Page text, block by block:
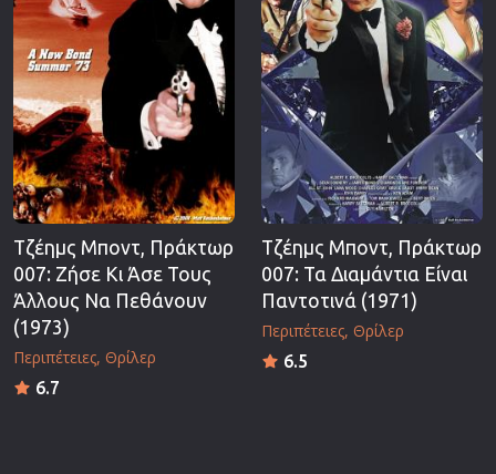
Τζέημς Μποντ, Πράκτωρ
007: Ζήσε Κι Άσε Τους
Άλλους Να Πεθάνουν
(1973)
Περιπέτειες Θρίλερ
6.7
Τζέημς Μποντ, Πράκτωρ
007: Τα Διαμάντια Είναι
Παντοτινά (1971)
Περιπέτειες Θρίλερ
6.5